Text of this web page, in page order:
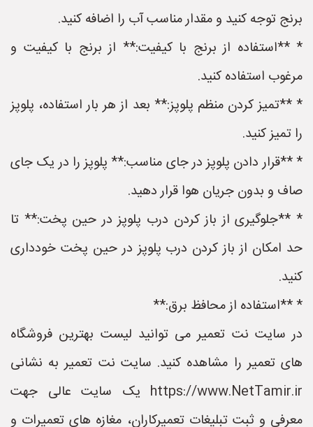
برنج توجه کنید و مقدار مناسب آب را اضافه کنید.
* **استفاده از برنج با کیفیت:** از برنج با کیفیت و
مرغوب استفاده کنید.
* **تمیز کردن منظم پلوپز:** بعد از هر بار استفاده، پلوپز
را تمیز کنید.
* **قرار دادن پلوپز در جای مناسب:** پلوپز را در یک جای
صاف و بدون جریان هوا قرار دهید.
* **جلوگیری از باز کردن درب پلوپز در حین پخت:** تا
حد امکان از باز کردن درب پلوپز در حین پخت خودداری
کنید.
* **استفاده از محافظ برق:**
در سایت نت تعمیر می توانید لیست بهترین فروشگاه
های تعمیر را مشاهده کنید. سایت نت تعمیر به نشانی
https://www.NetTamir.ir یک سایت عالی جهت
معرفی و ثبت تبلیغات تعمیرکاران، مغازه های تعمیرات و